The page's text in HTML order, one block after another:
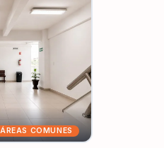
ÁREAS COMUNES